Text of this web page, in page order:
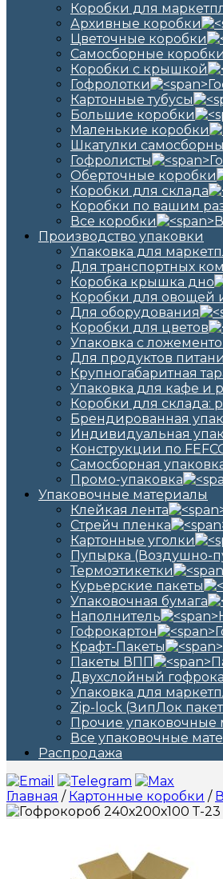
Коробки для
Архивные коробки
Цветочные коробки
Самосборные коробки
Коробки с крышкой
Гофролотки
Картонные тубусы
Большие коробки
Маленькие коробки
Шкатулки
Гофролисты
Оберточные коробки
Коробки для склада
Коробки по вашим
Все коробки
Производство упаковки
Упаковка для
Для транспортных
Коробка крышка дно
Коробки для овощей
Для оборудования
Коробки для цветов
Упаковка с
Для продуктов
Крупногабаритная
Упаковка для кафе и
Коробки для склада:
Брендированная
Индивидуальная
Конструкции по
Самосборная
Промо-упаковка
Упаковочные материалы
Клейкая лента
Стрейч пленка
Картонные уголки
Пупырка (Воздушно-
Термоэтикетки
Курьерские пакеты
Упаковочная бумага
Наполнитель
Гофрокартон
Крафт-Пакеты
Пакеты ВПП
Двухслойный
Упаковка для
Zip-lock (ЗипЛок
Прочие упаковочные
Все упаковочные
Распродажа
Главная / Картонные коробки /